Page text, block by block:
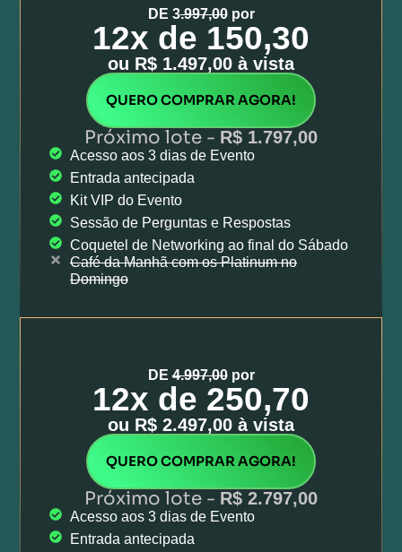
DE 3.997,00por
12x de 150,30
ou R$ 1.497,00 à vista
QUERO COMPRAR AGORA!
Próximo lote - R$ 1.797,00
Acesso aos 3 dias de Evento
Entrada antecipada
Kit VIP do Evento
Sessão de Perguntas e Respostas
Coquetel de Networking ao final do Sábado
Café da Manhã com os Platinum no
Domingo
DE4.997,00por
12x de 250,70​
ou R$ 2.497,00 à vista
QUERO COMPRAR AGORA!
Próximo lote - R$ 2.797,00
Acesso aos 3 dias de Evento
Entrada antecipada